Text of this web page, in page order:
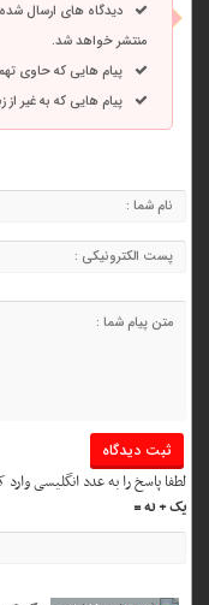
دیدگاه های ارسال شده
منتشر خواهد شد.
پیام هایی که حاوی تهمت
پیام هایی که به غیر از
لطفا پاسخ را به عدد انگلیسی وارد
یک + نه =